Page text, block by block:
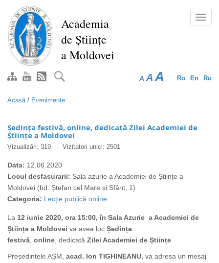
conţinutul
principal
Academia
de Științe
a Moldovei
Ro En Ru
A A A
Acasă/ Evenimente
Ședința festivă, online, dedicată Zilei Academiei de
Științe a Moldovei
Vizualizări: 319 Vizitatori unici: 2501
Data: 12.06.2020
Locul desfasurarii: Sala azurie a Academiei de Științe a
Moldovei (bd. Ștefan cel Mare și Sfânt, 1)
Categoria: Lecție publică online
La 12 iunie 2020, ora 15:00, în Sala Azurie a Academiei de
Științe a Moldovei va avea loc Ședința
festivă online , dedicată Zilei Academiei de Științe
Președintele AȘM, acad. Ion TIGHINEANU, va adresa un mesaj